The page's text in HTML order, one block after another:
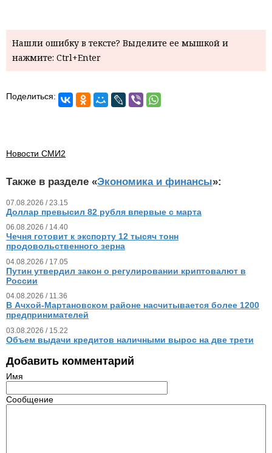
Нашли ошибку в тексте? Выделите ее мышкой и
нажмите: Ctrl+Enter
Поделиться:
Новости СМИ2
Также в разделе «Экономика и финансы»:
07.08.2026 / 23.15
Доллар превысил 82 рубля впервые с марта
06.08.2026 / 14.40
Чечня готовит к экспорту 12 тысяч тонн
продовольственного зерна
04.08.2026 / 17.05
Путин утвердил закон о регулировании криптовалют в
России
04.08.2026 / 11.36
В Ачхой-Мартановском районе насчитывается более 1200
предпринимателей
03.08.2026 / 15.22
Объем выдачи кредитов наличными вырос на две трети
Добавить комментарий
Имя
Сообщение